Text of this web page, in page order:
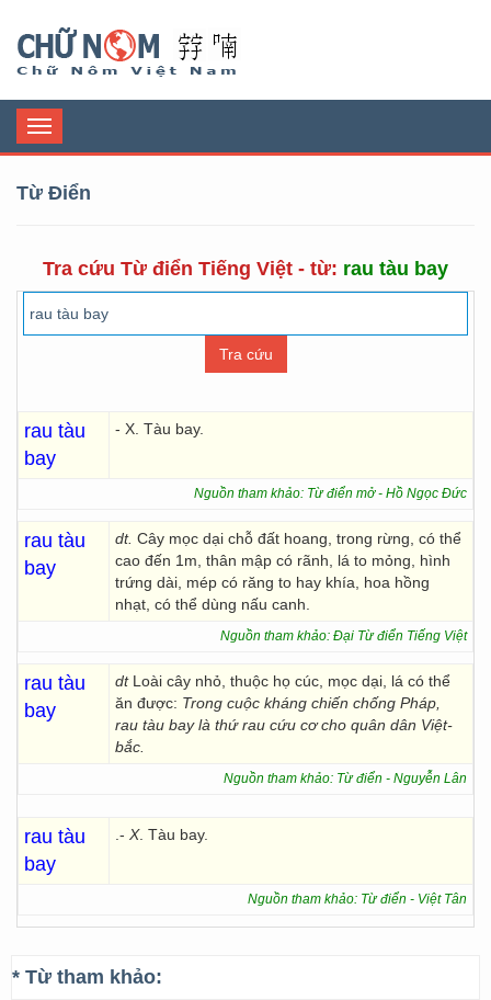
Toggle
navigation
Từ Điển
Tra cứu Từ điển Tiếng Việt - từ: rau tàu bay
rau tàu
bay
- X. Tàu bay.
Nguồn tham khảo: Từ điển mở - Hồ Ngọc Đức
rau tàu
bay
dt. Cây mọc dại chỗ đất hoang, trong rừng, có thể
cao đến 1m, thân mập có rãnh, lá to mỏng, hình
trứng dài, mép có răng to hay khía, hoa hồng
nhạt, có thể dùng nấu canh.
Nguồn tham khảo: Đại Từ điển Tiếng Việt
rau tàu
bay
dt Loài cây nhỏ, thuộc họ cúc, mọc dại, lá có thể
ăn được: Trong cuộc kháng chiến chống Pháp,
rau tàu bay là thứ rau cứu cơ cho quân dân Việt-
bắc.
Nguồn tham khảo: Từ điển - Nguyễn Lân
rau tàu
bay
.- X. Tàu bay.
Nguồn tham khảo: Từ điển - Việt Tân
* Từ tham khảo: